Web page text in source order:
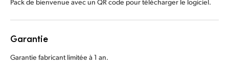
Pack de bienvenue avec un QR code pour télécharger le logiciel.
Garantie
Garantie fabricant limitée à 1 an.